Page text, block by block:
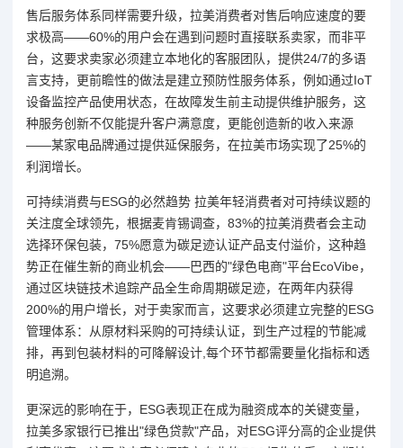
售后服务体系同样需要升级，拉美消费者对售后响应速度的要
求极高——60%的用户会在遇到问题时直接联系卖家，而非平
台，这要求卖家必须建立本地化的客服团队，提供24/7的多语
言支持，更前瞻性的做法是建立预防性服务体系，例如通过IoT
设备监控产品使用状态，在故障发生前主动提供维护服务，这
种服务创新不仅能提升客户满意度，更能创造新的收入来源
——某家电品牌通过提供延保服务，在拉美市场实现了25%的
利润增长。
可持续消费与ESG的必然趋势 拉美年轻消费者对可持续议题的
关注度全球领先，根据麦肯锡调查，83%的拉美消费者会主动
选择环保包装，75%愿意为碳足迹认证产品支付溢价，这种趋
势正在催生新的商业机会——巴西的"绿色电商"平台EcoVibe，
通过区块链技术追踪产品全生命周期碳足迹，在两年内获得
200%的用户增长，对于卖家而言，这要求必须建立完整的ESG
管理体系：从原材料采购的可持续认证，到生产过程的节能减
排，再到包装材料的可降解设计,每个环节都需要量化指标和透
明追溯。
更深远的影响在于，ESG表现正在成为融资成本的关键变量，
拉美多家银行已推出"绿色贷款"产品，对ESG评分高的企业提供